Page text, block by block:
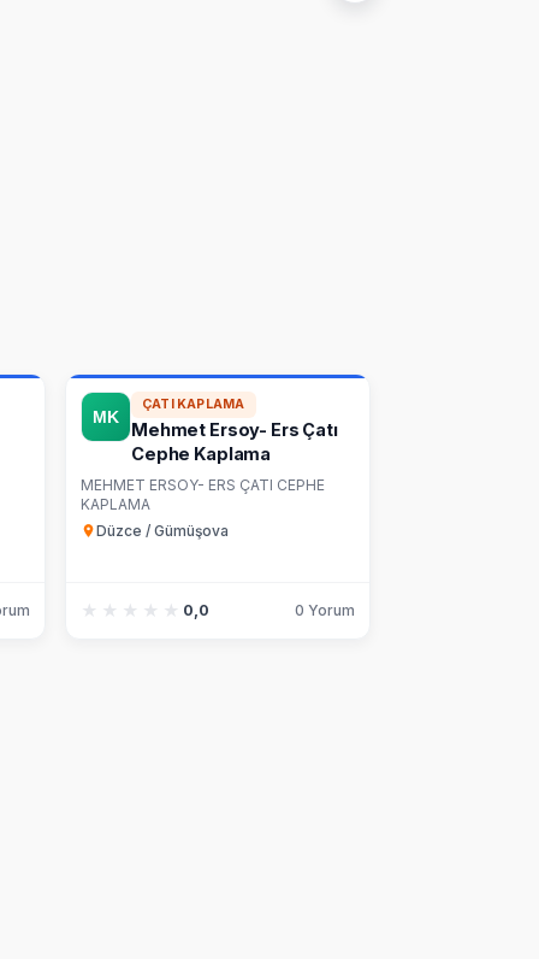
ÇATI KAPLAMA
Mehmet Ersoy- Ers Çatı
Cephe Kaplama
MEHMET ERSOY- ERS ÇATI CEPHE
KAPLAMA
Düzce / Gümüşova
★★★★★
★★★★★ 0,0 0 Yorum